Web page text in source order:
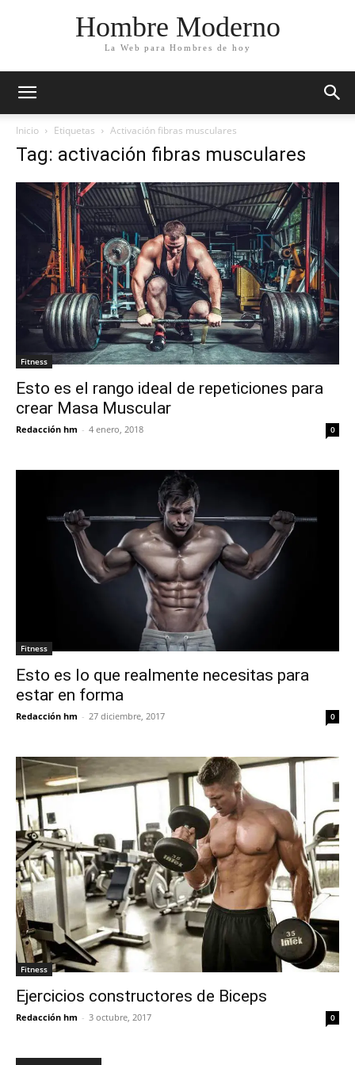
Hombre Moderno
La Web para Hombres de hoy
Inicio Etiquetas Activación fibras musculares
Tag: activación fibras musculares
Fitness
Esto es el rango ideal de repeticiones para
crear Masa Muscular
Redacción hm - 4 enero, 2018 0
Fitness
Esto es lo que realmente necesitas para
estar en forma
Redacción hm - 27 diciembre, 2017 0
Fitness
Ejercicios constructores de Biceps
Redacción hm - 3 octubre, 2017 0